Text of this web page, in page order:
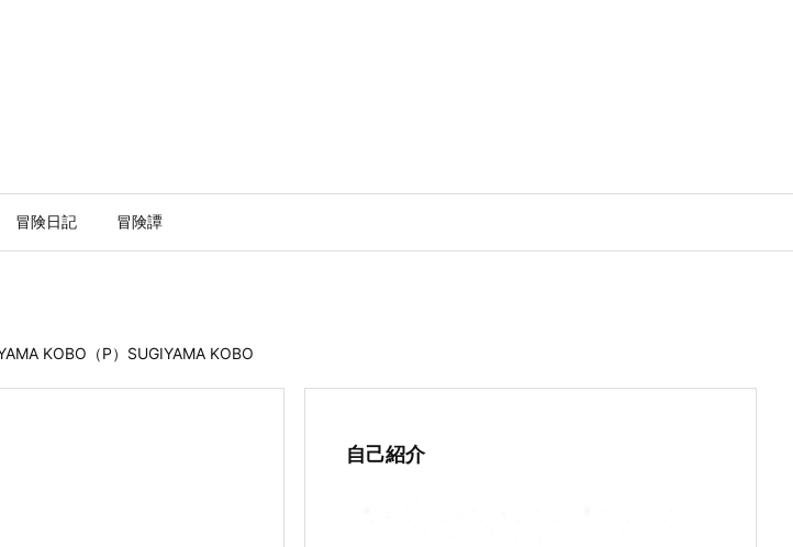
冒険日記 冒険譚
KOBO（P）SUGIYAMA KOBO
自己紹介